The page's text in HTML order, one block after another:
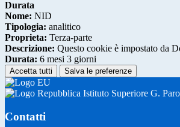
Durata
Nome: NID
Tipologia: analitico
Proprieta: Terza-parte
Descrizione: Questo cookie è impostato da
Durata: 6 mesi 3 giorni
Accetta tutti Salva le preferenze
Istituto Superiore G.
Contatti